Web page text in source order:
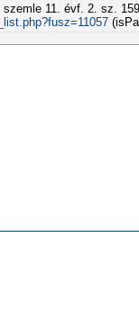
szemle 11. évf. 2. sz.